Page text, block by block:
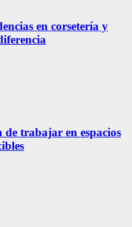
en corsetería y
trabajar en espacios